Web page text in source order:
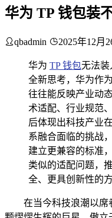
华为 TP 钱包装
qbadmin 2025年12月
华为 TP 钱包无法装
全新思考，华为作
往往能反映产业动
术适配、行业规范
后体现出科技产业
系融合面临的挑战
建立更兼容的标准
类似的适配问题，
全、更具创新性的
在当今科技浪潮以席